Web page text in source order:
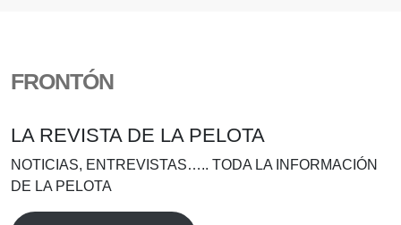
FRONTÓN
LA REVISTA DE LA PELOTA
NOTICIAS, ENTREVISTAS….. TODA LA INFORMACIÓN
DE LA PELOTA